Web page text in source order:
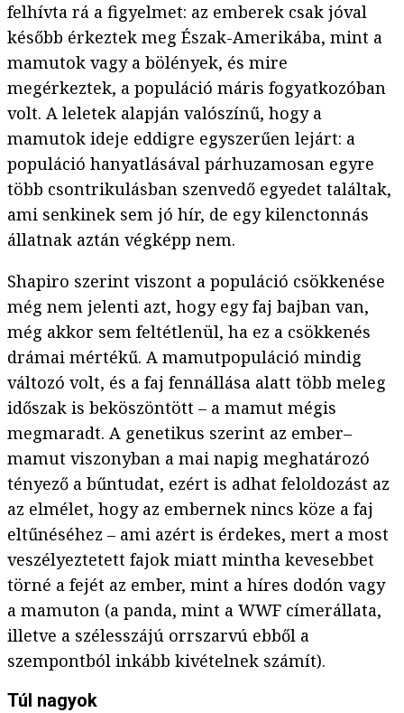
felhívta rá a figyelmet: az emberek csak jóval
később érkeztek meg Észak-Amerikába, mint a
mamutok vagy a bölények, és mire
megérkeztek, a populáció máris fogyatkozóban
volt. A leletek alapján valószínű, hogy a
mamutok ideje eddigre egyszerűen lejárt: a
populáció hanyatlásával párhuzamosan egyre
több csontrikulásban szenvedő egyedet találtak,
ami senkinek sem jó hír, de egy kilenctonnás
állatnak aztán végképp nem.
Shapiro szerint viszont a populáció csökkenése
még nem jelenti azt, hogy egy faj bajban van,
még akkor sem feltétlenül, ha ez a csökkenés
drámai mértékű. A mamutpopuláció mindig
változó volt, és a faj fennállása alatt több meleg
időszak is beköszöntött – a mamut mégis
megmaradt. A genetikus szerint az ember–
mamut viszonyban a mai napig meghatározó
tényező a bűntudat, ezért is adhat feloldozást az
az elmélet, hogy az embernek nincs köze a faj
eltűnéséhez – ami azért is érdekes, mert a most
veszélyeztetett fajok miatt mintha kevesebbet
törné a fejét az ember, mint a híres dodón vagy
a mamuton (a panda, mint a WWF címerállata,
illetve a szélesszájú orrszarvú ebből a
szempontból inkább kivételnek számít).
Túl nagyok